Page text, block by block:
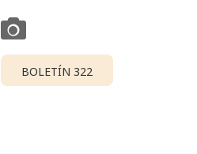
BOLETÍN 322